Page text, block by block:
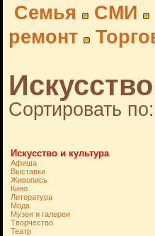
Семья
СМИ
ремонт
Сортировать
Искусство и культура
Афиша
Выставки
Живопись
Кино
Литература
Мода
Музеи и галереи
Творчество
Театр